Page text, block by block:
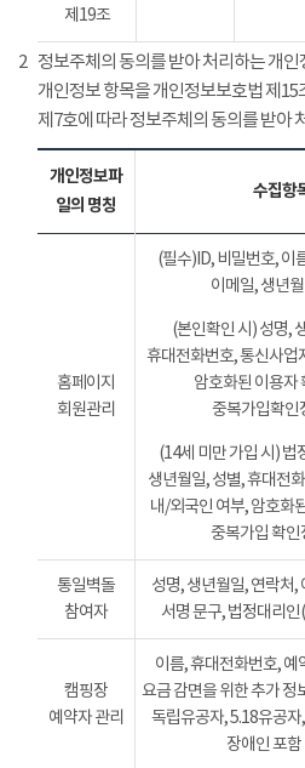
제19조
2 정보주체의 동의를 받아 처리하는 개인
개인정보 항목을 개인정보보호법 제15
제7호에 따라 정보주체의 동의를 받아
개인정보파
일의 명칭
수집항
홈페이지
회원관리
(필수)ID, 비밀번호, 이
이메일, 생년
(본인확인 시) 성명,
휴대전화번호, 통신사업
암호화된 이용자
중복가입확인
(14세 미만 가입 시) 법
생년월일, 성별, 휴대전
내/외국인 여부, 암호화
중복가입 확인
통일벽돌
참여자
성명, 생년월일, 연락처,
서명 문구, 법정대리
캠핑장
예약자 관리
이름, 휴대전화번호, 예
요금 감면을 위한 추가 정
독립유공자, 5.18유공
장애인 포함